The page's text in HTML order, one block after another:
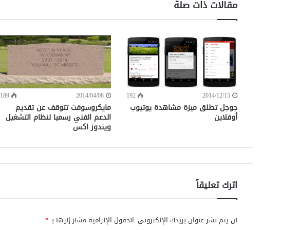
مقالات ذات صلة
2014/12/15
192
جوجل تطلق ميزة مشاهدة يوتيوب
أوفلاين
2014/04/08
189
مايكروسوفت تتوقف عن تقديم
الدعم الفني رسميا لنظام التشغيل
ويندوز اكس
اترك تعليقاً
لن يتم نشر عنوان بريدك الإلكتروني. الحقول الإلزامية مشار إليها بـ*